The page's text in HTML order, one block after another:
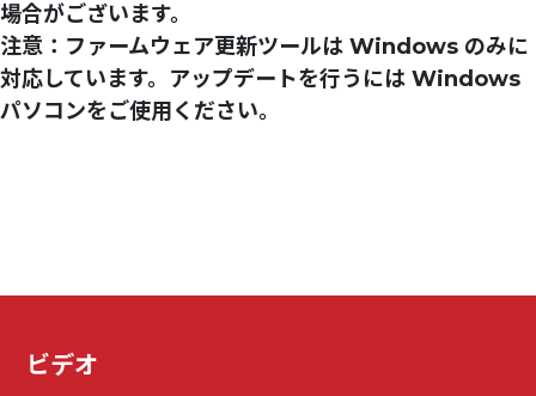
場合がございます。
注意：ファームウェア更新ツールは Windows のみに
対応しています。アップデートを行うには Windows
パソコンをご使用ください。
ビデオ